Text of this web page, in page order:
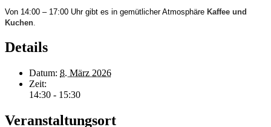
Von 14:00 – 17:00 Uhr gibt es in gemütlicher Atmosphäre Kaffee und
Kuchen
Details
Datum: 8. März 2026
Zeit:
14:30 - 15:30
Veranstaltungsort